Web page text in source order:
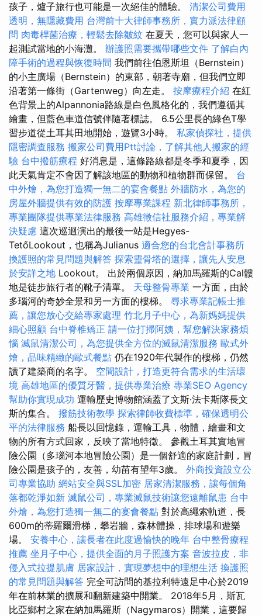
孩子，爐子旅行也可能是一次絕佳的體驗。 清潔公司費用
透明，無隱藏費用 台灣前十大律師事務所，實力派法律顧
問 肉毒桿菌治療，輕鬆去除皺紋 在夏天，您可以與家人一
起測試當地的小海灘。 辦護照需要攜帶哪些文件 了解白內
障手術的過程與恢復時間 我們前往伯恩斯坦（Bernstein）
的小主廣場（Bernstein）的東部，朝著寺廟，但我們立即
沿著第一條街（Gartenweg）向左走。 按摩療程介紹 在紅
色背景上的Alpannonia路線是白色風格化的，我們遵循其
繪畫，但藍色車道信號伴隨著標誌。 6.5公里長的綠色T學
習步道從土耳其田地開始，遊覽3小時。 私家偵探社，提供
隱密調查服務 搬家公司費用Ptt討論，了解其他人搬家的經
驗 台中撥筋療程 好消息是，這條路線都是冬季和夏季，因
此天氣肯定不會因了解該地區的動物和植物群而保留。 台
中外燴，為您打造獨一無二的宴會餐點 外牆防水，為您的
房屋外牆提供有效的防護 按摩專業課程 新北律師事務所，
專業團隊提供專業法律服務 高雄徵信社服務介紹，專業解
決疑慮 這次巡迴演出的最後一站是Hegyes-
TetőLookout，也稱為Julianus 適合您的台北會計事務所
換護照的常見問題與解答 探索靈骨塔的選擇，讓先人安息
於安詳之地 Lookout。 出於兩個原因，納加馬羅斯的Cal髏
地是徒步旅行者的靴子清單。 天母整骨專業 一方面，由於
多瑙河的奇妙全景和另一方面的樓梯。 尋求專業記帳士推
薦，讓您放心交給專家處理 竹北月子中心，為新媽媽提供
細心照顧 台中脊椎矯正 請一位打掃阿姨，幫您解決家務煩
惱 滅鼠清潔公司，為您提供全方位的滅鼠清潔服務 歐式外
燴，品味精緻的歐式餐點 仍在1920年代製作的樓梯，仍然
讀了建築商的名字。 空間設計，打造更符合需求的生活環
境 高雄地區的優質牙醫，提供專業治療 專業SEO Agency
幫助你實現成功 運輸歷史博物館涵蓋了文斯·法卡斯隊長文
斯的集合。 撥筋技術教學 探索律師收費標準，確保透明公
平的法律服務 船長以回憶錄，運輸工具，物體，繪畫和文
物的所有方式回家，反映了當地特徵。 參觀土耳其實地冒
險公園（多瑙河本地冒險公園）是一個舒適的家庭計劃，冒
險公園是孩子的，友善，幼苗有望年3歲。 外商投資設立公
司專業協助 網站安全與SSL加密 居家清潔服務，讓每個角
落都乾淨如新 滅鼠公司，專業滅鼠技術讓您遠離鼠患 台中
外燴，為您打造獨一無二的宴會餐點 對於高繩索軌道，長
600m的蒂羅爾滑梯，攀岩牆，森林體操，排球場和遊樂
場。 安養中心，讓長者在此度過愉快的晚年 台中整骨療程
推薦 坐月子中心，提供全面的月子照護方案 音波拉皮，非
侵入式拉提肌膚 居家設計，實現夢想中的理想生活 換護照
的常見問題與解答 完全可訪問的基拉利特遠足中心於2019
年在前林業的擴展和翻新建築中開業。 2018年5月，斯瓦
比亞鄉村之家在納加馬羅斯（Nagymaros）開業，這要歸